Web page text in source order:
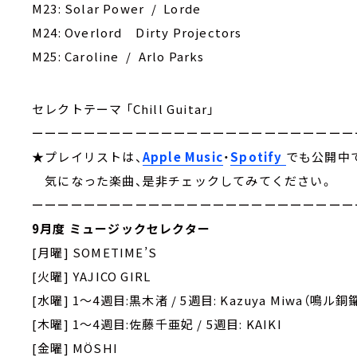
M23: Solar Power / Lorde
M24: Overlord Dirty Projectors
M25: Caroline / Arlo Parks
セレクトテーマ 「Chill Guitar」
ーーーーーーーーーーーーーーーーーーーーーーーーー
★プレイリストは、 Apple Music・Spotify でも公開中
気になった楽曲、是非チェックしてみてください。
ーーーーーーーーーーーーーーーーーーーーーーーーー
9月度 ミュージックセレクター
[月曜] SOMETIME’S
[火曜] YAJICO GIRL
[水曜] 1～4週目:黒木渚 / 5週目: Kazuya Miwa（鳴ル銅鑼
[木曜] 1～4週目:佐藤千亜妃 / 5週目: KAIKI
[金曜] MÖSHI